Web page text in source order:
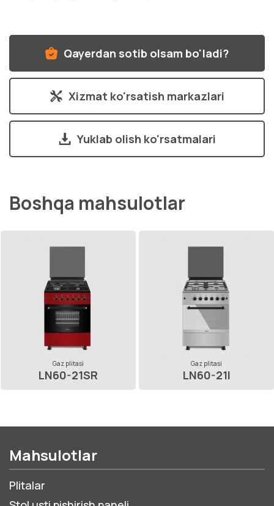
Qayerdan sotib olsam bo'ladi?
Xizmat ko'rsatish markazlari
Yuklab olish ko'rsatmalari
Boshqa mahsulotlar
Gaz plitasi
LN60-21SR
Gaz plitasi
LN60-21I
Mahsulotlar
Plitalar